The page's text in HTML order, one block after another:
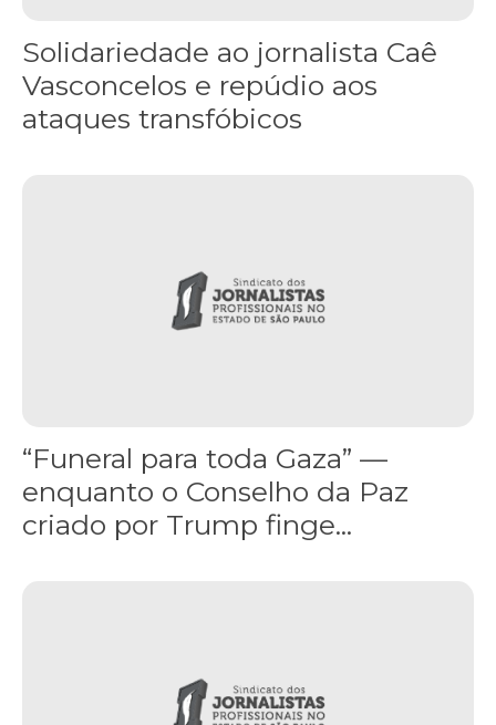
Solidariedade ao jornalista Caê
Vasconcelos e repúdio aos
ataques transfóbicos
“Funeral para toda Gaza” —
enquanto o Conselho da Paz
criado por Trump finge...